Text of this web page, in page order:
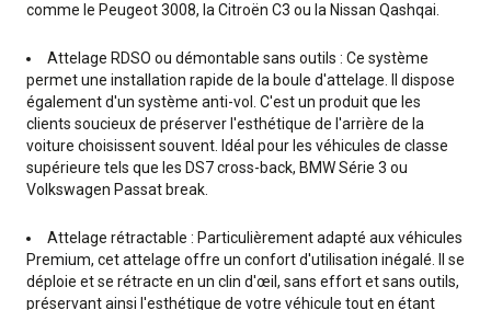
comme le Peugeot 3008, la Citroën C3 ou la Nissan Qashqai.
Attelage RDSO ou démontable sans outils : Ce système
permet une installation rapide de la boule d'attelage. Il dispose
également d'un système anti-vol. C'est un produit que les
clients soucieux de préserver l'esthétique de l'arrière de la
voiture choisissent souvent. Idéal pour les véhicules de classe
supérieure tels que les DS7 cross-back, BMW Série 3 ou
Volkswagen Passat break.
Attelage rétractable : Particulièrement adapté aux véhicules
Premium, cet attelage offre un confort d'utilisation inégalé. Il se
déploie et se rétracte en un clin d'œil, sans effort et sans outils,
préservant ainsi l'esthétique de votre véhicule tout en étant